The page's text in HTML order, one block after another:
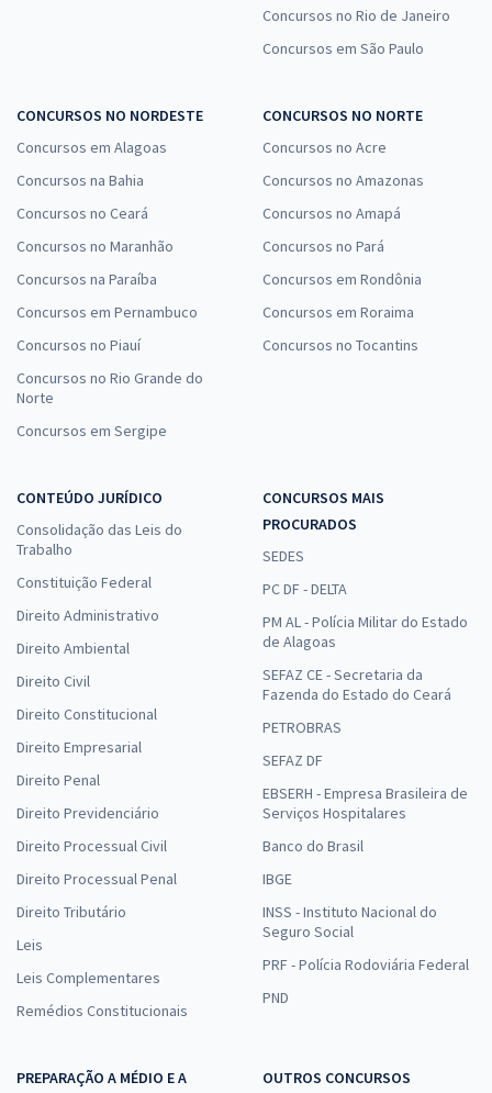
Concursos no Rio de Janeiro
Concursos em São Paulo
CONCURSOS NO NORDESTE
Concursos em Alagoas
Concursos na Bahia
Concursos no Ceará
Concursos no Maranhão
Concursos na Paraíba
Concursos em Pernambuco
Concursos no Piauí
Concursos no Rio Grande do
Norte
Concursos em Sergipe
CONCURSOS NO NORTE
Concursos no Acre
Concursos no Amazonas
Concursos no Amapá
Concursos no Pará
Concursos em Rondônia
Concursos em Roraima
Concursos no Tocantins
CONTEÚDO JURÍDICO
Consolidação das Leis do
Trabalho
Constituição Federal
Direito Administrativo
Direito Ambiental
Direito Civil
Direito Constitucional
Direito Empresarial
Direito Penal
Direito Previdenciário
Direito Processual Civil
Direito Processual Penal
Direito Tributário
Leis
Leis Complementares
Remédios Constitucionais
CONCURSOS MAIS
PROCURADOS
SEDES
PC DF - DELTA
PM AL - Polícia Militar do Estado
de Alagoas
SEFAZ CE - Secretaria da
Fazenda do Estado do Ceará
PETROBRAS
SEFAZ DF
EBSERH - Empresa Brasileira de
Serviços Hospitalares
Banco do Brasil
IBGE
INSS - Instituto Nacional do
Seguro Social
PRF - Polícia Rodoviária Federal
PND
PREPARAÇÃO A MÉDIO E A
OUTROS CONCURSOS